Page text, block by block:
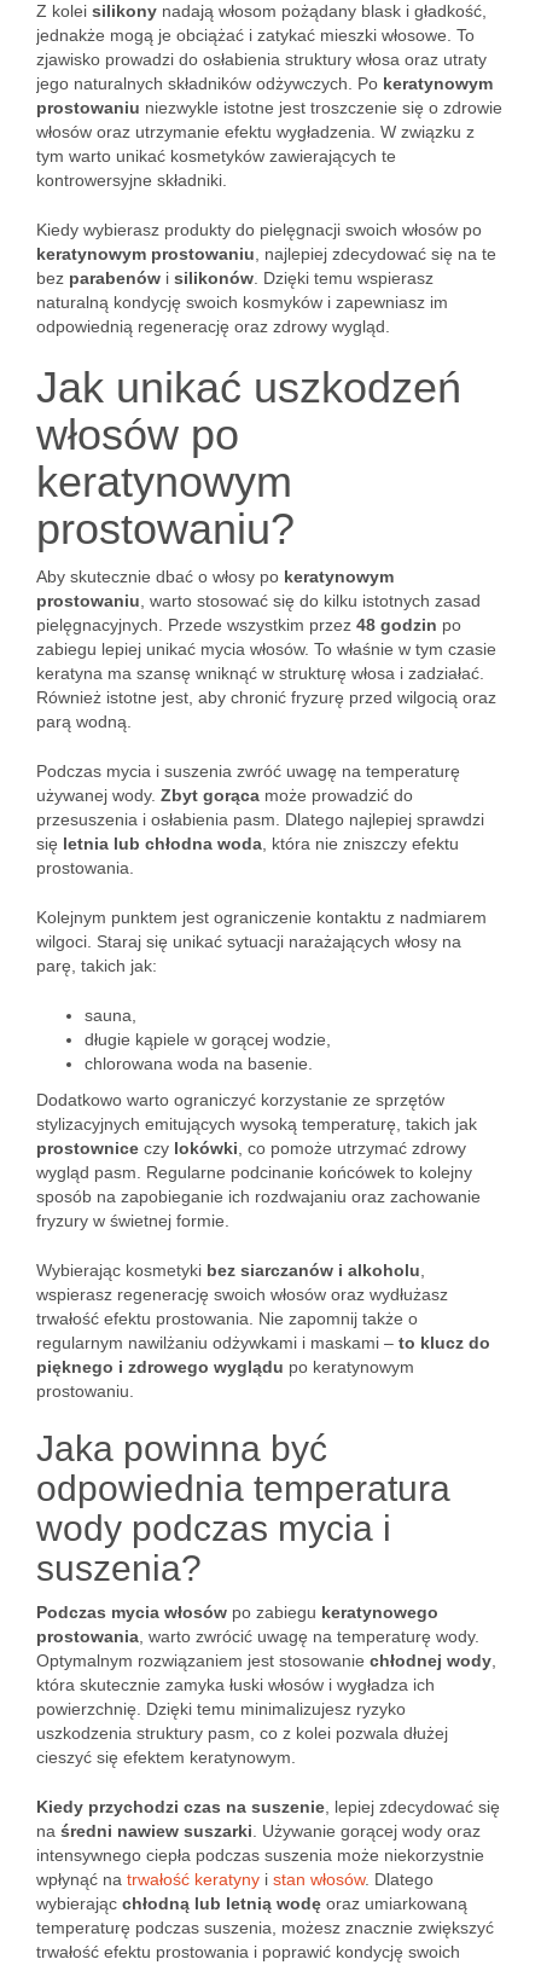
Z kolei silikony nadają włosom pożądany blask i gładkość,
jednakże mogą je obciążać i zatykać mieszki włosowe. To
zjawisko prowadzi do osłabienia struktury włosa oraz utraty
jego naturalnych składników odżywczych. Po keratynowym
prostowaniu niezwykle istotne jest troszczenie się o zdrowie
włosów oraz utrzymanie efektu wygładzenia. W związku z
tym warto unikać kosmetyków zawierających te
kontrowersyjne składniki.
Kiedy wybierasz produkty do pielęgnacji swoich włosów po
keratynowym prostowaniu , najlepiej zdecydować się na te
bez parabenów i silikonów . Dzięki temu wspierasz
naturalną kondycję swoich kosmyków i zapewniasz im
odpowiednią regenerację oraz zdrowy wygląd.
Jak unikać uszkodzeń
włosów po
keratynowym
prostowaniu?
Aby skutecznie dbać o włosy po keratynowym
prostowaniu , warto stosować się do kilku istotnych zasad
pielęgnacyjnych. Przede wszystkim przez 48 godzin po
zabiegu lepiej unikać mycia włosów. To właśnie w tym czasie
keratyna ma szansę wniknąć w strukturę włosa i zadziałać.
Również istotne jest, aby chronić fryzurę przed wilgocią oraz
parą wodną.
Podczas mycia i suszenia zwróć uwagę na temperaturę
używanej wody. Zbyt gorąca może prowadzić do
przesuszenia i osłabienia pasm. Dlatego najlepiej sprawdzi
się letnia lub chłodna woda , która nie zniszczy efektu
prostowania.
Kolejnym punktem jest ograniczenie kontaktu z nadmiarem
wilgoci. Staraj się unikać sytuacji narażających włosy na
parę, takich jak:
sauna,
długie kąpiele w gorącej wodzie,
chlorowana woda na basenie.
Dodatkowo warto ograniczyć korzystanie ze sprzętów
stylizacyjnych emitujących wysoką temperaturę, takich jak
prostownice czy lokówki , co pomoże utrzymać zdrowy
wygląd pasm. Regularne podcinanie końcówek to kolejny
sposób na zapobieganie ich rozdwajaniu oraz zachowanie
fryzury w świetnej formie.
Wybierając kosmetyki bez siarczanów i alkoholu
wspierasz regenerację swoich włosów oraz wydłużasz
trwałość efektu prostowania. Nie zapomnij także o
regularnym nawilżaniu odżywkami i maskami – to klucz do
pięknego i zdrowego wyglądu po keratynowym
prostowaniu.
Jaka powinna być
odpowiednia temperatura
wody podczas mycia i
suszenia?
Podczas mycia włosów po zabiegu keratynowego
prostowania , warto zwrócić uwagę na temperaturę wody.
Optymalnym rozwiązaniem jest stosowanie chłodnej wody
która skutecznie zamyka łuski włosów i wygładza ich
powierzchnię. Dzięki temu minimalizujesz ryzyko
uszkodzenia struktury pasm, co z kolei pozwala dłużej
cieszyć się efektem keratynowym.
Kiedy przychodzi czas na suszenie , lepiej zdecydować się
na średni nawiew suszarki . Używanie gorącej wody oraz
intensywnego ciepła podczas suszenia może niekorzystnie
wpłynąć na trwałość keratyny i stan włosów. Dlatego
wybierając chłodną lub letnią wodę oraz umiarkowaną
temperaturę podczas suszenia, możesz znacznie zwiększyć
trwałość efektu prostowania i poprawić kondycję swoich